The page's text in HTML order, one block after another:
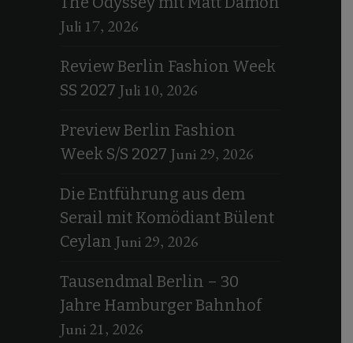
Juli 17, 2026
Review Berlin Fashion Week
SS 2027 Juli 10, 2026
Preview Berlin Fashion
Week S/S 2027 Juni 29, 2026
Die Entführung aus dem
Serail mit Komödiant Bülent
Ceylan Juni 29, 2026
Tausendmal Berlin – 30
Jahre Hamburger Bahnhof
Juni 21, 2026